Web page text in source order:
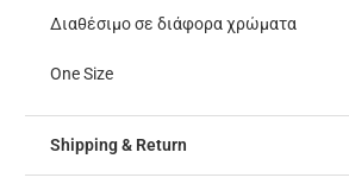
Διαθέσιμο σε διάφορα χρώματα
One Size
Shipping & Return